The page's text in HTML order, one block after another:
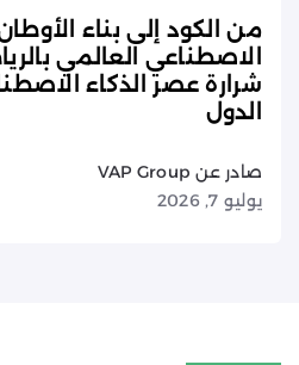
من الكود إلى بناء
شرارة عصر الذكاء
الدول
صادر عن VAP Group
يوليو 7, 2026